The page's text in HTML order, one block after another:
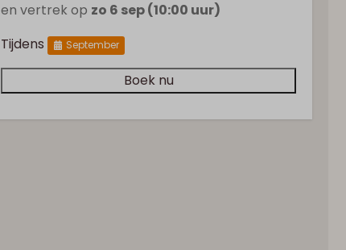
en vertrek op zo 6 sep (10:00 uur)
Tijdens
September
Boek nu